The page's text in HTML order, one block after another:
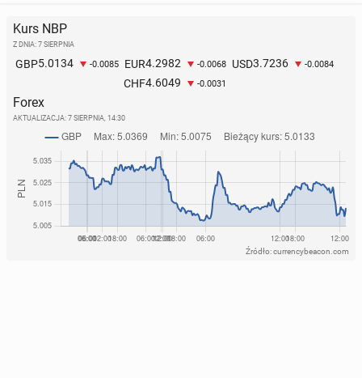
Kurs NBP
Z DNIA: 7 SIERPNIA
GBP5.0134 -0.0085 EUR4.2982 -0.0068 USD3.7236 -0.0084
CHF4.6049 -0.0031
Forex
AKTUALIZACJA: 7 SIERPNIA, 14:30
Źródło: currencybeacon.com